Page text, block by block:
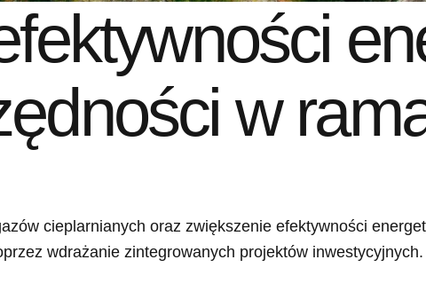
w
cieplarnianych oraz zwiększenie efektywności
wdrażanie zintegrowanych projektów